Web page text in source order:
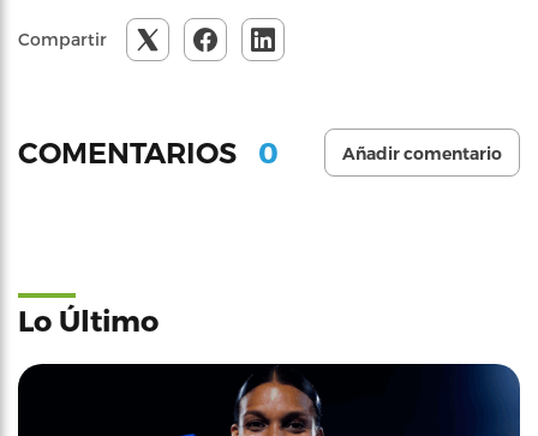
Compartir
COMENTARIOS 0 Añadir comentario
Lo Último